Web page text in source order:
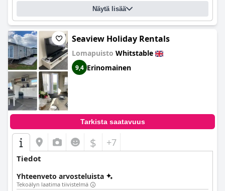
Näytä lisää
Seaview Holiday Rentals
Lomapuisto Whitstable
9,4 Erinomainen
Tarkista saatavuus
$ +7
Tiedot
Yhteenveto arvosteluista
Tekoälyn laatima tiivistelmä